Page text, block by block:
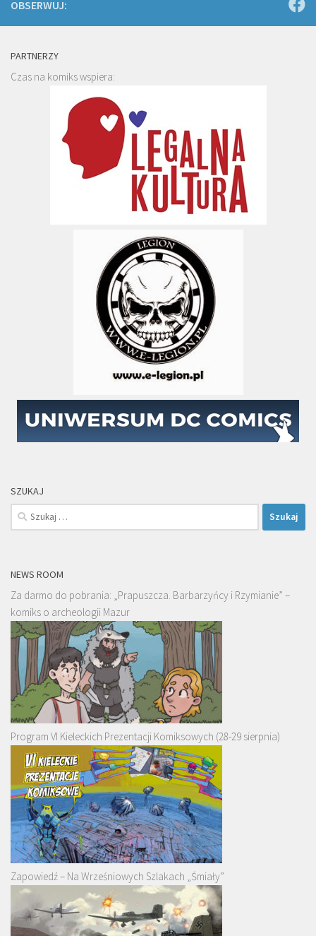
OBSERWUJ:
PARTNERZY
Czas na komiks wspiera:
SZUKAJ
Szukaj:
NEWS ROOM
Za darmo do pobrania: „Prapuszcza. Barbarzyńcy i Rzymianie” –
komiks o archeologii Mazur
Program VI Kieleckich Prezentacji Komiksowych (28-29 sierpnia)
Zapowiedź – Na Wrześniowych Szlakach „Śmiały”